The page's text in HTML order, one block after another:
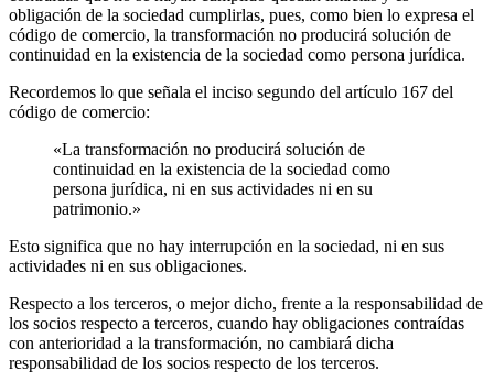
obligación de la sociedad cumplirlas, pues, como bien lo expresa el
código de comercio, la transformación no producirá solución de
continuidad en la existencia de la sociedad como persona jurídica.
Recordemos lo que señala el inciso segundo del artículo 167 del
código de comercio:
«La transformación no producirá solución de
continuidad en la existencia de la sociedad como
persona jurídica, ni en sus actividades ni en su
patrimonio.»
Esto significa que no hay interrupción en la sociedad, ni en sus
actividades ni en sus obligaciones.
Respecto a los terceros, o mejor dicho, frente a la responsabilidad de
los socios respecto a terceros, cuando hay obligaciones contraídas
con anterioridad a la transformación, no cambiará dicha
responsabilidad de los socios respecto de los terceros.